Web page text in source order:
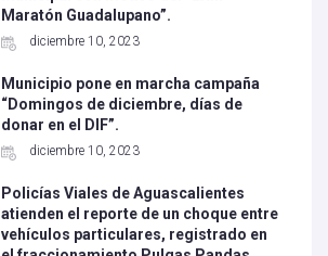
Maratón Guadalupano”.
diciembre 10, 2023
Municipio pone en marcha campaña
“Domingos de diciembre, días de
donar en el DIF”.
diciembre 10, 2023
Policías Viales de Aguascalientes
atienden el reporte de un choque entre
vehículos particulares, registrado en